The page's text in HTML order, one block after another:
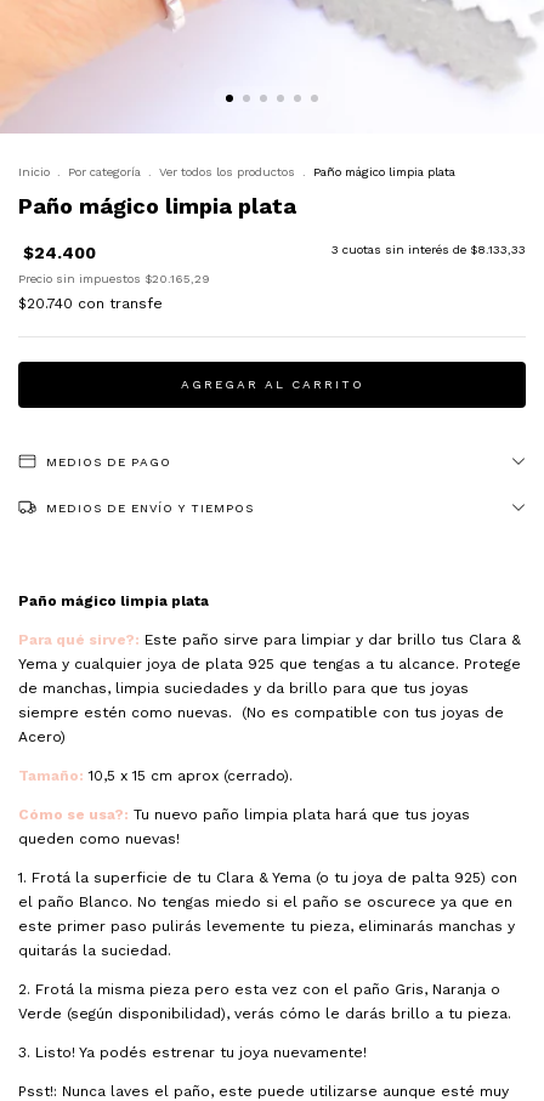
Inicio Por categoría Ver todos los productos Paño mágico limpia plata
Paño mágico limpia plata
$24.400 3 cuotas sin interés de $8.133,33
Precio sin impuestos $20.165,29
$20.740 con transfe
MEDIOS DE PAGO
MEDIOS DE ENVÍO
Paño mágico limpia plata
Para qué sirve?: Este paño sirve para limpiar y dar brillo tus Clara &
Yema y cualquier joya de plata 925 que tengas a tu alcance. Protege
de manchas, limpia suciedades y da brillo para que tus joyas
siempre estén como nuevas. (No es compatible con tus joyas de
Acero)
Tamaño: 10,5 x 15 cm aprox (cerrado).
Cómo se usa?: Tu nuevo paño limpia plata hará que tus joyas
queden como nuevas!
1. Frotá la superficie de tu Clara & Yema (o tu joya de palta 925) con
el paño Blanco. No tengas miedo si el paño se oscurece ya que en
este primer paso pulirás levemente tu pieza, eliminarás manchas y
quitarás la suciedad.
2. Frotá la misma pieza pero esta vez con el paño Gris, Naranja o
Verde (según disponibilidad), verás cómo le darás brillo a tu pieza.
3. Listo! Ya podés estrenar tu joya nuevamente!
Psst!: Nunca laves el paño, este puede utilizarse aunque esté muy